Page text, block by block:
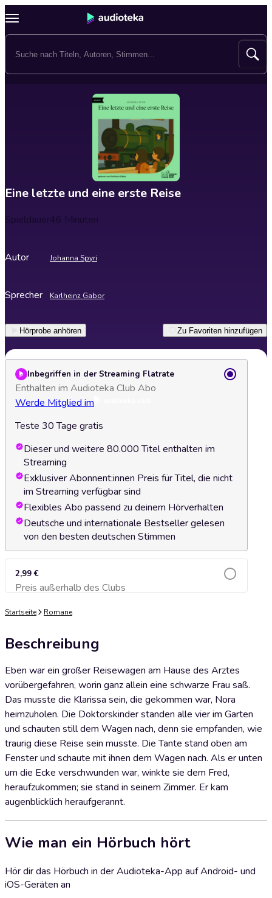
Eine letzte und eine erste Reise
Spieldauer46 Minuten
Autor Johanna Spyri
Sprecher Karlheinz Gabor
Hörprobe anhören Zu Favoriten hinzufügen
Inbegriffen in der Streaming Flatrate
Enthalten im Audioteka Club Abo
Werde Mitglied im
Teste 30 Tage gratis
Dieser und weitere 80.000 Titel enthalten im
Streaming
Exklusiver Abonnent:innen Preis für Titel, die nicht
im Streaming verfügbar sind
Flexibles Abo passend zu deinem Hörverhalten
Deutsche und internationale Bestseller gelesen
von den besten deutschen Stimmen
2,99 €
Preis außerhalb des ClubsZum Warenkorb hinzufügen
Startseite Romane
Beschreibung
Eben war ein großer Reisewagen am Hause des Arztes
vorübergefahren, worin ganz allein eine schwarze Frau saß.
Das musste die Klarissa sein, die gekommen war, Nora
heimzuholen. Die Doktorskinder standen alle vier im Garten
und schauten still dem Wagen nach, denn sie empfanden, wie
traurig diese Reise sein musste. Die Tante stand oben am
Fenster und schaute mit ihnen dem Wagen nach. Als er unten
um die Ecke verschwunden war, winkte sie dem Fred,
heraufzukommen; sie stand in seinem Zimmer. Er kam
augenblicklich heraufgerannt.
Wie man ein Hörbuch hört
Hör dir das Hörbuch in der Audioteka-App auf Android- und
iOS-Geräten an